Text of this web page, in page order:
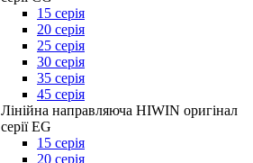
15 серія
20 серія
25 серія
30 серія
35 серія
45 серія
Лінійна направляюча HIWIN оригінал
серії EG
15 серія
20 серія